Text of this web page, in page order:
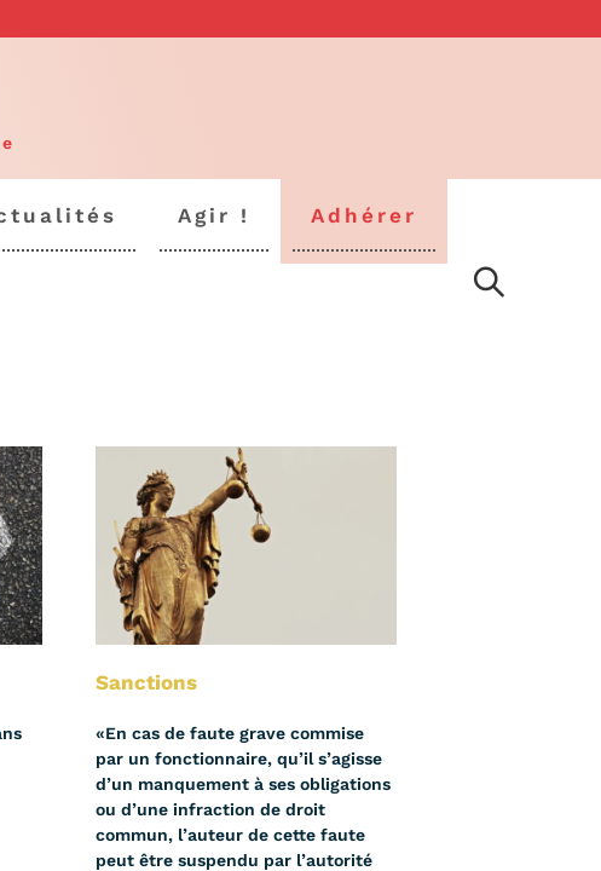
Agir ! Adhérer
Sanctions
«En cas de faute grave commise
par un fonctionnaire, qu’il s’agisse
d’un manquement à ses obligations
ou d’une infraction de droit
commun, l’auteur de cette faute
peut être suspendu par l’autorité